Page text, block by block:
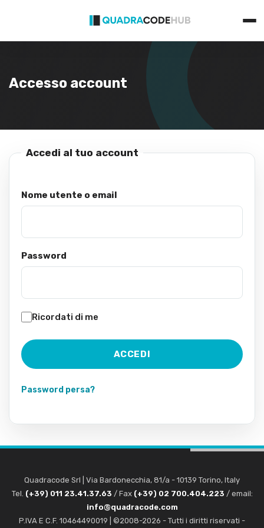
Accesso account
Accedi al tuo account
Nome utente o email
Password
Ricordati di me
Password persa?
Quadracode Srl Via Bardonecchia, 81/a - 10139 Torino, Italy
Tel. (+39) 011 23.41.37.63 / Fax (+39) 02 700.404.223 / email:
info@quadracode.com
P.IVA E C.F. 10464490019 | ©2008-2026 - Tutti i diritti riservati -